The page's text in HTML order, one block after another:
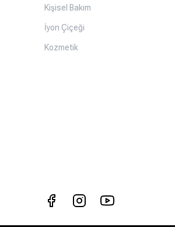
Kişisel Bakım
İyon Çiçeği
Kozmetik